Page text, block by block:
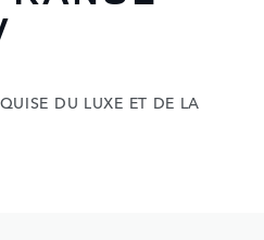
DU LUXE ET DE LA